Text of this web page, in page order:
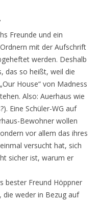
Freunde und ein
mit der Aufschrift
werden. Deshalb
das so heißt, weil die
House“ von Madness
Also: Auerhaus wie
Eine Schüler-WG auf
Bewohner wollen
vor allem das ihres
versucht hat, sich
sicher ist, warum er
bester Freund Höppner
die weder in Bezug auf